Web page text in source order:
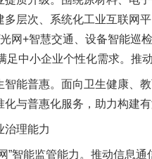
多层次、系统化工业互联网
网+智慧交通、设备智能巡
足中小企业个性化需求。推
普惠。面向卫生健康、教
与普惠化服务，助力构建有
理能力
能监管能力。推动信息通